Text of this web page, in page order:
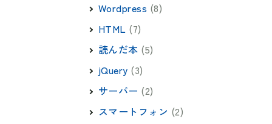
Wordpress (8)
HTML (7)
読んだ本 (5)
jQuery (3)
サーバー (2)
スマートフォン (2)